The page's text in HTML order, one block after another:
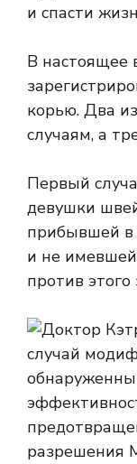
и спасти
В настоящее
корью. Два
случаям, а
Первый
девушки
прибывшей в
и не
против